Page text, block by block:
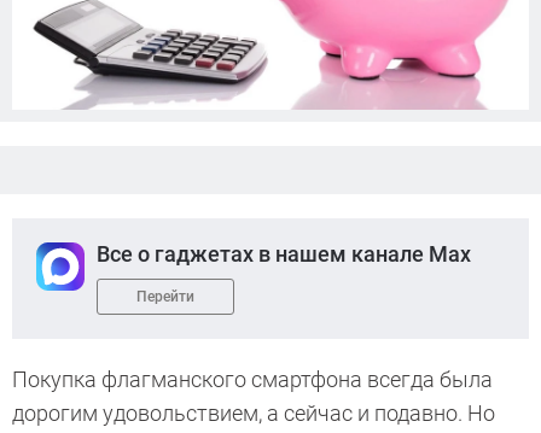
Все о гаджетах в нашем канале Max
Перейти
Покупка флагманского смартфона всегда была
дорогим удовольствием, а сейчас и подавно. Но